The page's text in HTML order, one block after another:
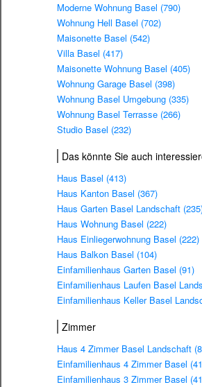
Moderne Wohnung Basel (790)
Wohnung Hell Basel (702)
Maisonette Basel (542)
Villa Basel (417)
Maisonette Wohnung Basel (405)
Wohnung Garage Basel (398)
Wohnung Basel Umgebung (335)
Wohnung Basel Terrasse (266)
Studio Basel (232)
Das könnte Sie auch
Haus Basel (413)
Haus Kanton Basel (367)
Haus Garten Basel Landschaft
Haus Wohnung Basel (222)
Haus Einliegerwohnung Basel (222)
Haus Balkon Basel (104)
Einfamilienhaus Garten Basel (91)
Einfamilienhaus Laufen Basel
Einfamilienhaus Keller Basel
Zimmer
Haus 4 Zimmer Basel Landschaft
Einfamilienhaus 4 Zimmer Basel
Einfamilienhaus 3 Zimmer Basel